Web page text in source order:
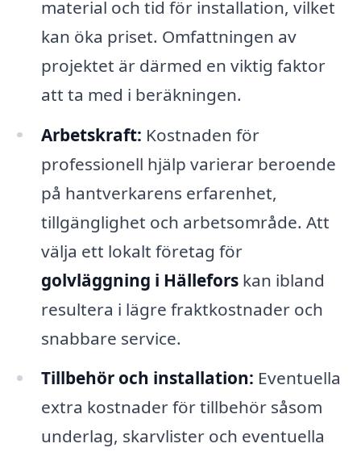
material och tid för installation, vilket
kan öka priset. Omfattningen av
projektet är därmed en viktig faktor
att ta med i beräkningen.
Arbetskraft: Kostnaden för
professionell hjälp varierar beroende
på hantverkarens erfarenhet,
tillgänglighet och arbetsområde. Att
välja ett lokalt företag för
golvläggning i Hälleforskan ibland
resultera i lägre fraktkostnader och
snabbare service.
Tillbehör och installation: Eventuella
extra kostnader för tillbehör såsom
underlag, skarvlister och eventuella